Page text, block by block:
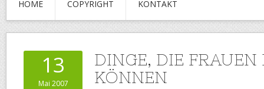
HOME COPYRIGHT KONTAKT
13
Mai 2007
DINGE, DIE
KÖNNEN